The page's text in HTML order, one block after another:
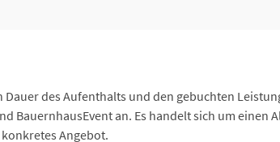
des Aufenthalts und den gebuchten
BauernhausEvent an. Es handelt sich um einen
Angebot.